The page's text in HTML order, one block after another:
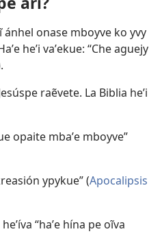
ánhel onase mboyve ko yvy
heʼi vaʼekue: “Che aguejy
raẽvete. La Biblia heʼi
opaite mbaʼe mboyve”
ypykue” (Apocalipsis
“haʼe hína pe oĩva